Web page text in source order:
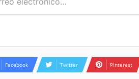
Facebook Twitter Pinterest